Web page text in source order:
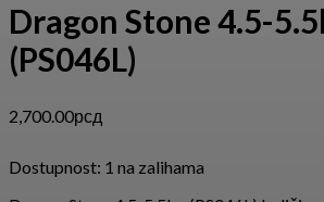
Dragon Stone 4.5-
(PS046L)
2,700.00рсд
Dostupnost: 1 na zalihama